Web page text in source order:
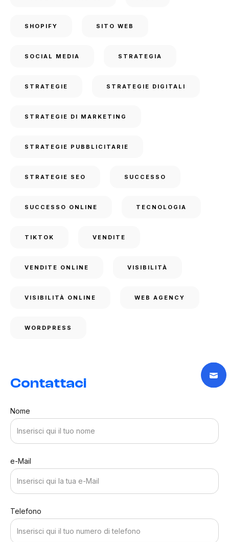
SHOPIFY SITO WEB
SOCIAL MEDIA STRATEGIA
STRATEGIE STRATEGIE DIGITALI
STRATEGIE DI MARKETING
STRATEGIE PUBBLICITARIE
STRATEGIE SEO SUCCESSO
SUCCESSO ONLINE TECNOLOGIA
TIKTOK VENDITE
VENDITE ONLINE VISIBILITÀ
VISIBILITÀ ONLINE WEB AGENCY
WORDPRESS
Contattaci
Nome
e-Mail
Telefono